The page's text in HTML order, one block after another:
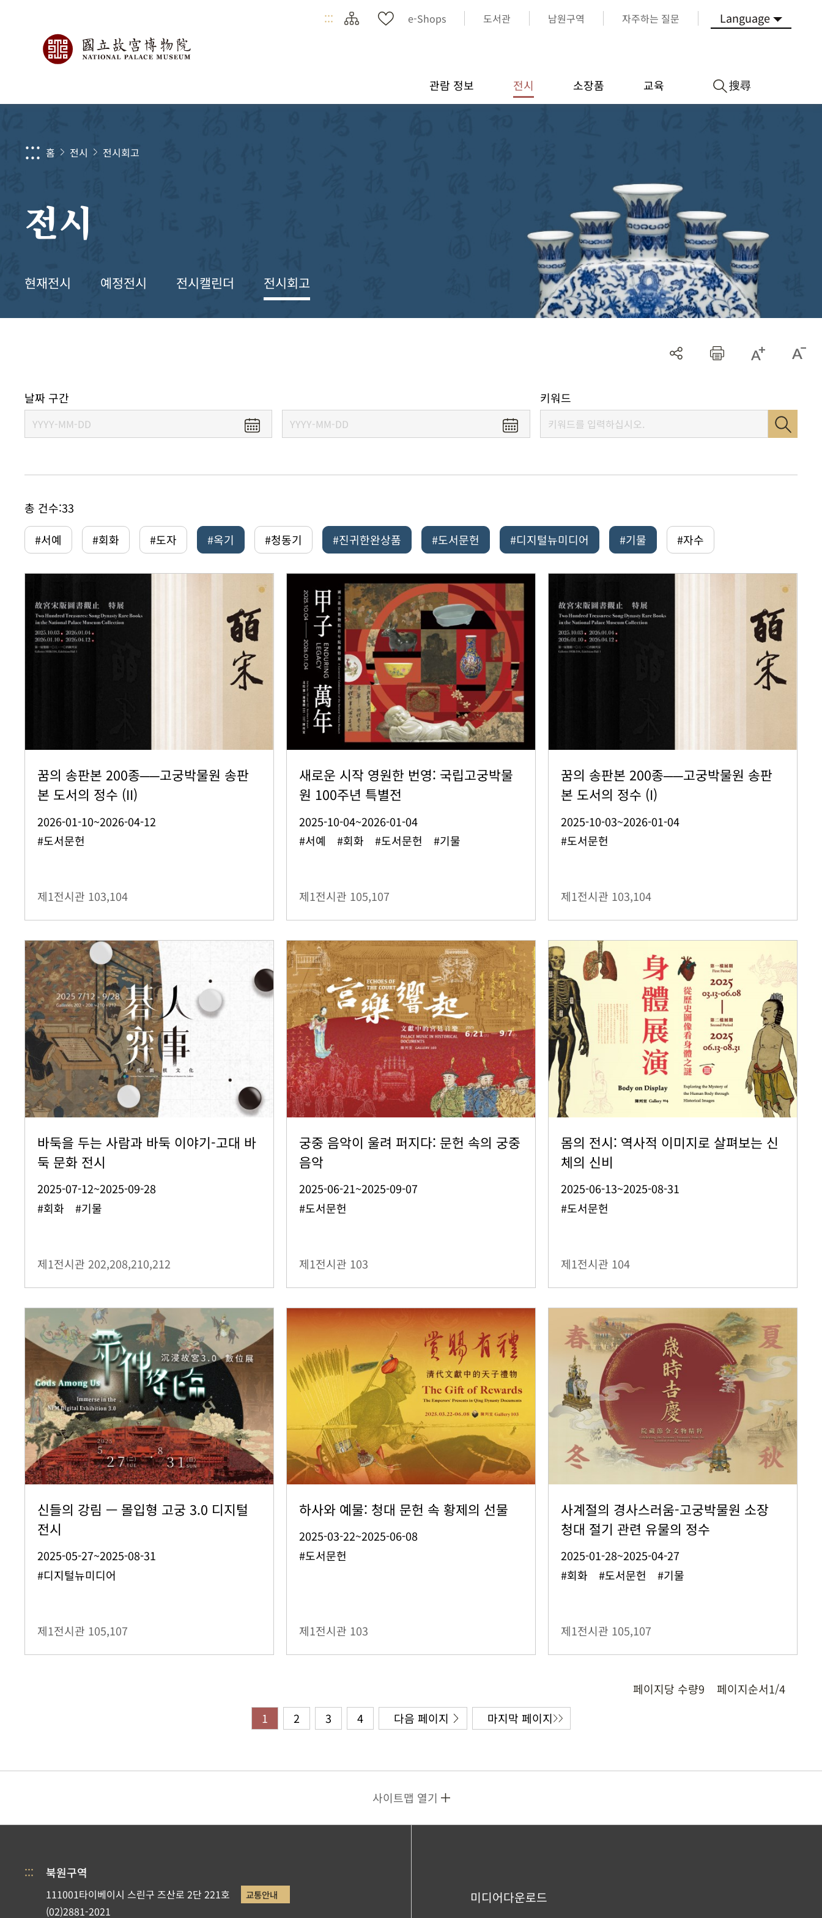
::: e-Shops 도서관 남원구역 자주하는 질문 Language
관람 정보 전시 소장품 교육 搜尋
::: 홈 전시 전시회고
전시
현재전시 예정전시 전시캘린더 전시회고
날짜 구간 키워드
총 건수:33
#서예
#회화 #도자 #옥기 #청동기 #진귀한완상품 #도서문헌 #디지털뉴미디어 #기물 #자수
꿈의 송판본 200종──고궁박물원 송판
본 도서의 정수 (II)
2026-01-10~2026-04-12
#도서문헌
제1전시관 103,104
새로운 시작 영원한 번영: 국립고궁박물
원 100주년 특별전
2025-10-04~2026-01-04
#서예 #회화 #도서문헌 #기물
제1전시관 105,107
꿈의 송판본 200종──고궁박물원 송판
본 도서의 정수 (I)
2025-10-03~2026-01-04
#도서문헌
제1전시관 103,104
바둑을 두는 사람과 바둑 이야기-고대 바
둑 문화 전시
2025-07-12~2025-09-28
#회화 #기물
제1전시관 202,208,210,212
궁중 음악이 울려 퍼지다: 문헌 속의 궁중
음악
2025-06-21~2025-09-07
#도서문헌
제1전시관 103
몸의 전시: 역사적 이미지로 살펴보는 신
체의 신비
2025-06-13~2025-08-31
#도서문헌
제1전시관 104
신들의 강림 — 몰입형 고궁 3.0 디지털
전시
2025-05-27~2025-08-31
#디지털뉴미디어
제1전시관 105,107
하사와 예물: 청대 문헌 속 황제의 선물
2025-03-22~2025-06-08
#도서문헌
제1전시관 103
사계절의 경사스러움-고궁박물원 소장
청대 절기 관련 유물의 정수
2025-01-28~2025-04-27
#회화 #도서문헌 #기물
제1전시관 105,107
페이지당 수량9 페이지순서1/4
1
2 3 4 다음 페이지 마지막 페이지
사이트맵 열기
::: 북원구역
111001타이베이시 스린구 즈산로 2단 221호 교통안내
(02)2881-2021
미디어다운로드